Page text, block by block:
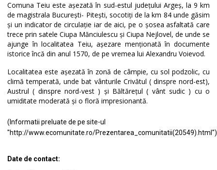
Comuna Teiu este așezată în sud-estul județului Argeș, la 9 km
de magistrala București- Pitești, socotiți de la km 84 unde găsim
și un indicator de circulație iar de aici, pe o șosea asfaltată care
trece prin satele Ciupa Mănciulescu și Ciupa Nejlovel, de unde se
ajunge în localitatea Teiu, așezare menționată în documente
istorice încă din anul 1570, de pe vremea lui Alexandru Voievod.
Localitatea este așezată în zonă de câmpie, cu sol podzolic, cu
climă temperată, unde bat vânturile Crivătul ( dinspre nord-est),
Austrul ( dinspre nord-vest ) și Băltărețul ( vânt sudic ) cu o
umiditate moderată și o floră impresionantă.
(Informatii preluate de pe site-ul
"http://www.ecomunitate.ro/Prezentarea_comunitatii(20549).html")
Date de contact: